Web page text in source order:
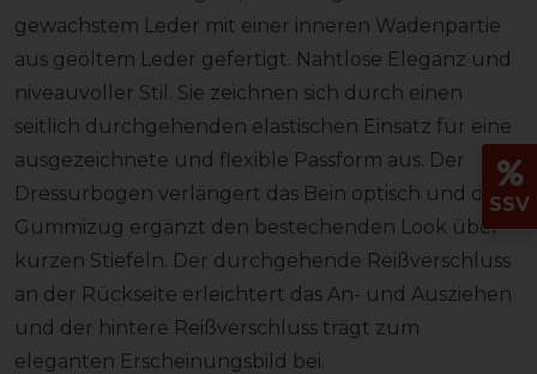
gewachstem Leder mit einer inneren Wadenpartie
aus geöltem Leder gefertigt. Nahtlose Eleganz und
niveauvoller Stil. Sie zeichnen sich durch einen
seitlich durchgehenden elastischen Einsatz für eine
ausgezeichnete und flexible Passform aus. Der
Dressurbogen verlängert das Bein optisch und der
Gummizug ergänzt den bestechenden Look über
kurzen Stiefeln. Der durchgehende Reißverschluss
an der Rückseite erleichtert das An- und Ausziehen
und der hintere Reißverschluss trägt zum
eleganten Erscheinungsbild bei.
SSV